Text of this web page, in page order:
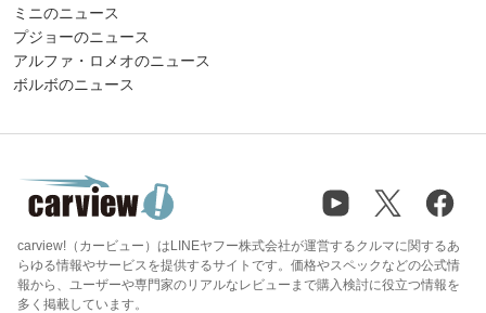
ミニのニュース
プジョーのニュース
アルファ・ロメオのニュース
ボルボのニュース
carview!（カービュー）はLINEヤフー株式会社が運営するクルマに関するあ
らゆる情報やサービスを提供するサイトです。価格やスペックなどの公式情
報から、ユーザーや専門家のリアルなレビューまで購入検討に役立つ情報を
多く掲載しています。